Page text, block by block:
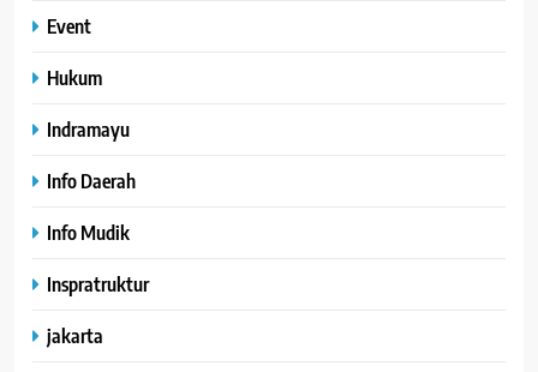
Event
Hukum
Indramayu
Info Daerah
Info Mudik
Inspratruktur
jakarta